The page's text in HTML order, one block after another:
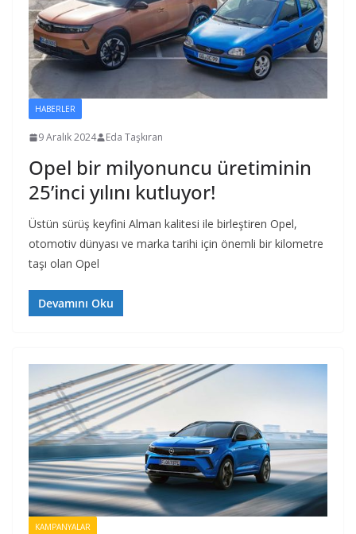
HABERLER
9 Aralık 2024 Eda Taşkıran
Opel bir milyonuncu üretiminin
25’inci yılını kutluyor!
Üstün sürüş keyfini Alman kalitesi ile birleştiren Opel,
otomotiv dünyası ve marka tarihi için önemli bir kilometre
taşı olan Opel
Devamını Oku
KAMPANYALAR